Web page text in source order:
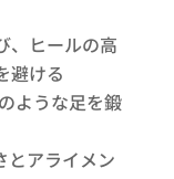
、ヒールの高
避ける
ような足を鍛
とアライメン